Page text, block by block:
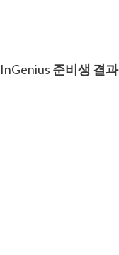
InGenius 준비생 결과